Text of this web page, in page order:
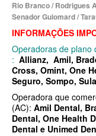
SANTA CASA DE
SANTARIS PLANO
SANTA HELENA
SÃO CRISTOVÃO
SÃO MIGUEL
SISTEMAS PLANO
PLANO DE SAÚDE
BIO SAÚDE PLANO
BIOVIDA PLANO DE
BLUE MED PLANO
CLASSES PLANO
Rio Branco / Rodrigues
Senador Guiomard /
INFORMAÇÕES
Operadoras de plano
: Allianz, Amil,
Cross, Omint, One
Seguro, Sompo,
Operadora que
(AC): Amil Dental,
Dental, One Health
Dental e Unimed